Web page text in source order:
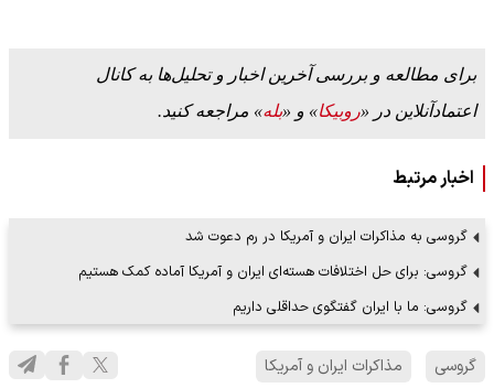
برای مطالعه و بررسی آخرین اخبار و تحلیل‌ها به کانال
اعتمادآنلاین در «روبیکا» و «بله» مراجعه کنید.
اخبار مرتبط
گروسی به مذاکرات ایران و آمریکا در رم دعوت شد
گروسی: برای حل اختلافات هسته‌ای ایران و آمریکا آماده کمک هستیم
گروسی: ما با ایران گفتگوی حداقلی داریم
گروسی مذاکرات ایران و آمریکا